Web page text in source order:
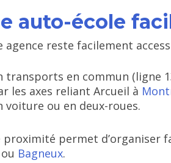
auto-école
agence reste facilement
transports en commun (ligne
les axes reliant Arcueil à
voiture ou en deux-roues.
proximité permet d’organiser
Bagneux.